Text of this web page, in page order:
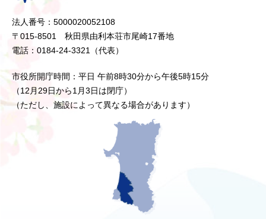
法人番号：5000020052108
〒015-8501 秋田県由利本荘市尾崎17番地
電話：0184-24-3321（代表）
市役所開庁時間：平日 午前8時30分から午後5時15分
（12月29日から1月3日は閉庁）
（ただし、施設によって異なる場合があります）